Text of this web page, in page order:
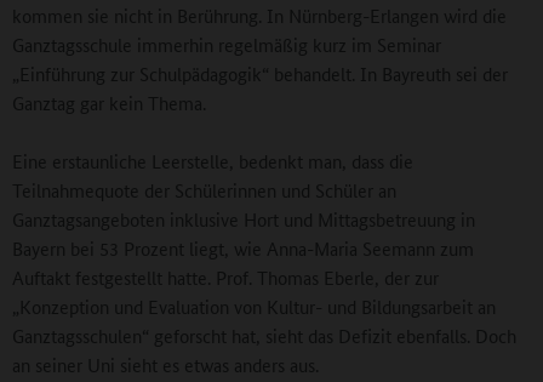
kommen sie nicht in Berührung. In Nürnberg-Erlangen wird die
Ganztagsschule immerhin regelmäßig kurz im Seminar
„Einführung zur Schulpädagogik“ behandelt. In Bayreuth sei der
Ganztag gar kein Thema.
Eine erstaunliche Leerstelle, bedenkt man, dass die
Teilnahmequote der Schülerinnen und Schüler an
Ganztagsangeboten inklusive Hort und Mittagsbetreuung in
Bayern bei 53 Prozent liegt, wie Anna-Maria Seemann zum
Auftakt festgestellt hatte. Prof. Thomas Eberle, der zur
„Konzeption und Evaluation von Kultur- und Bildungsarbeit an
Ganztagsschulen“ geforscht hat, sieht das Defizit ebenfalls. Doch
an seiner Uni sieht es etwas anders aus.